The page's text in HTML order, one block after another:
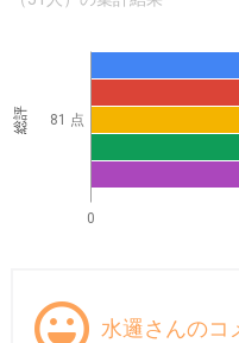
0
81 点
総評
水邏さんのコ